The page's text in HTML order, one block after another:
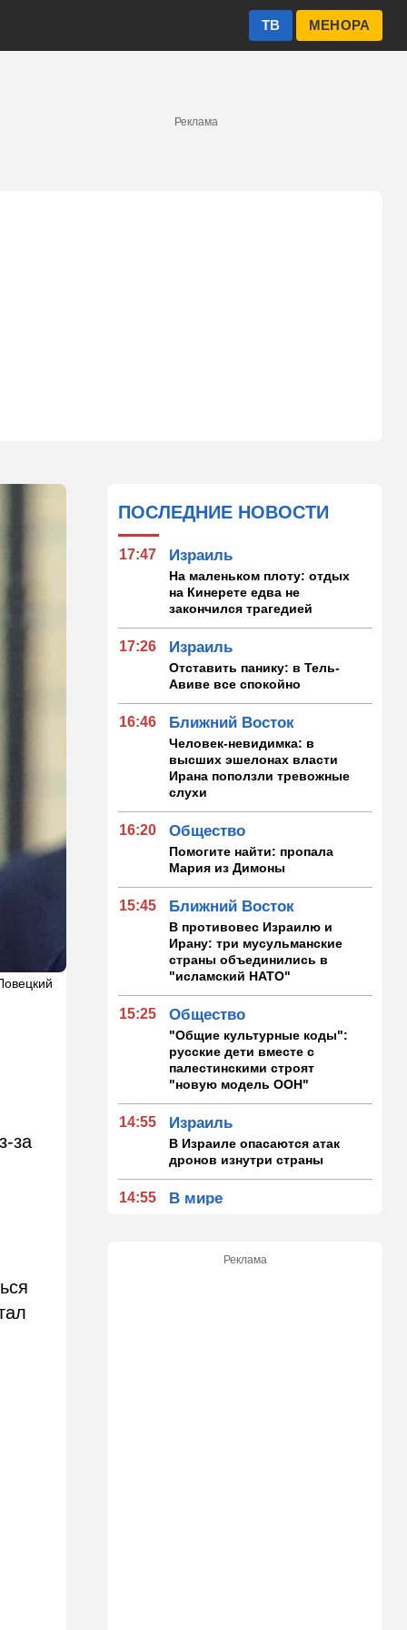
МЕНОРА
ТВ
Реклама
за
ПОСЛЕДНИЕ НОВОСТИ
17:47 Израиль
На маленьком плоту: отдых
на Кинерете едва не
закончился трагедией
17:26 Израиль
Отставить панику: в Тель-
Авиве все спокойно
16:46 Ближний Восток
Человек-невидимка: в
высших эшелонах власти
Ирана поползли тревожные
слухи
16:20 Общество
Помогите найти: пропала
Мария из Димоны
15:45 Ближний Восток
В противовес Израилю и
Ирану: три мусульманские
страны объединились в
"исламский НАТО"
15:25 Общество
"Общие культурные коды":
русские дети вместе с
палестинскими строят
"новую модель ООН"
14:55 Израиль
В Израиле опасаются атак
дронов изнутри страны
14:55 В мире
Реклама